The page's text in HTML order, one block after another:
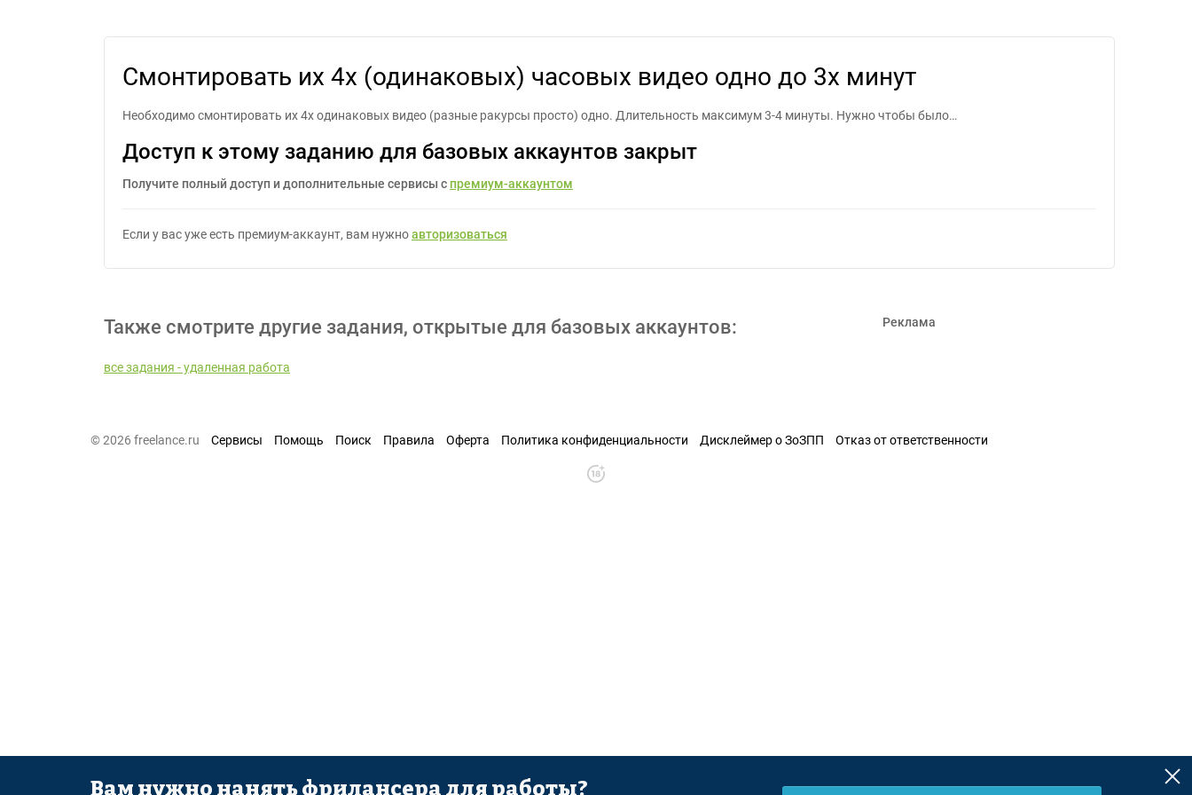
Смонтировать их 4х (одинаковых) часовых видео одно до 3х минут
Необходимо смонтировать их 4х одинаковых видео (разные ракурсы просто) одно. Длительность максимум 3-4 минуты. Нужно чтобы было…
Доступ к этому заданию для базовых аккаунтов закрыт
Получите полный доступ и дополнительные сервисы с премиум-аккаунтом
Если у вас уже есть премиум-аккаунт, вам нужноавторизоваться
Также смотрите другие задания, открытые для базовых аккаунтов:
все задания - удаленная работа
Реклама
© 2026 freelance.ru Сервисы Помощь Поиск Правила Оферта Политика конфиденциальности Дисклеймер о ЗоЗПП Отказ от ответственности
Вам нужно нанять фрилансера для работы?